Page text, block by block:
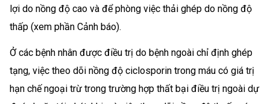
lợi do nồng độ cao và để phòng việc thải ghép do nồng độ
thấp (xem phần Cảnh báo).
Ở các bệnh nhân được điều trị do bệnh ngoài chỉ định ghép
tạng, việc theo dõi nồng độ ciclosporin trong máu có giá trị
hạn chế ngoại trừ trong trường hợp thất bại điều trị ngoài dự